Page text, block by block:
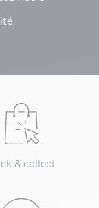
& collect